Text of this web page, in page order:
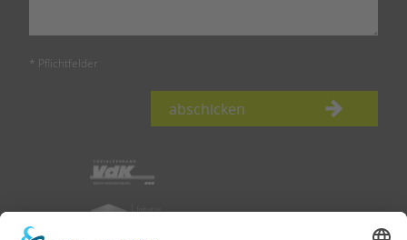
* Pflichtfelder
abschicken